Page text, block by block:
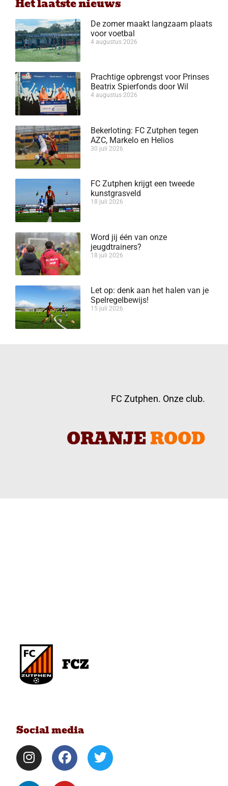
Het laatste nieuws
De zomer maakt langzaam plaats
voor voetbal
4 augustus 2026
Prachtige opbrengst voor Prinses
Beatrix Spierfonds door Wil
4 augustus 2026
Bekerloting: FC Zutphen tegen
AZC, Markelo en Helios
30 juli 2026
FC Zutphen krijgt een tweede
kunstgrasveld
18 juli 2026
Word jij één van onze
jeugdtrainers?
18 juli 2026
Let op: denk aan het halen van je
Spelregelbewijs!
15 juli 2026
FC Zutphen. Onze club.
ORANJEROOD
Social media